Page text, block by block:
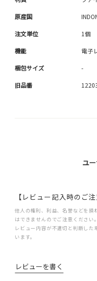
原産国
注文単位 1個
機能 電子
梱包サイズ -
旧品番
ユ
【レビュー記入時のご注
他人の権利、利益、名誉などを損
はできませんのでご注意ください。
レビュー内容が不適切と判断し
います。
レビューを書く